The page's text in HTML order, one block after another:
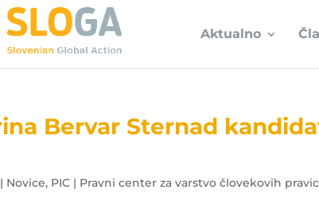
Aktualno
Bervar Sternad
| Novice, PIC | Pravni center za varstvo človekovih